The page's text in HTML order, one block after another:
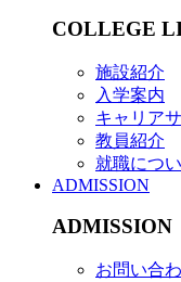
COLLEGE
施設紹介
入学案内
キャリア
教員紹介
就職につ
ADMISSION
ADMISSION
お問い合